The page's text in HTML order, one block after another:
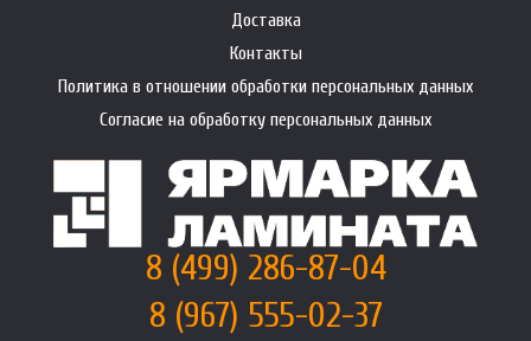
Доставка
Контакты
Политика в отношении обработки персональных данных
Согласие на обработку персональных данных
8 (499) 286-87-04
8 (967) 555-02-37